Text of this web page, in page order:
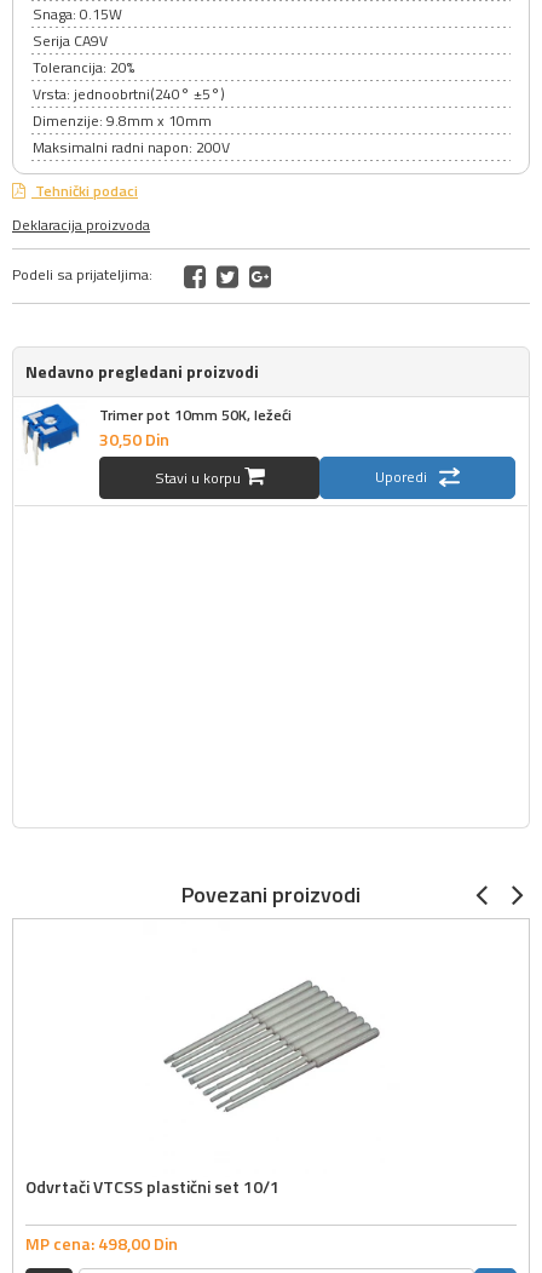
Snaga: 0.15W
Serija CA9V
Tolerancija: 20%
Vrsta: jednoobrtni(240° ±5°)
Dimenzije: 9.8mm x 10mm
Maksimalni radni napon: 200V
Tehnički podaci
Deklaracija proizvoda
Podeli sa prijateljima:
Nedavno pregledani proizvodi
Trimer pot 10mm 50K, ležeći
30,50Din
Stavi u korpu Uporedi
Povezani proizvodi
Odvrtači VTCSS plastični set 10/1
MP cena:498,00Din